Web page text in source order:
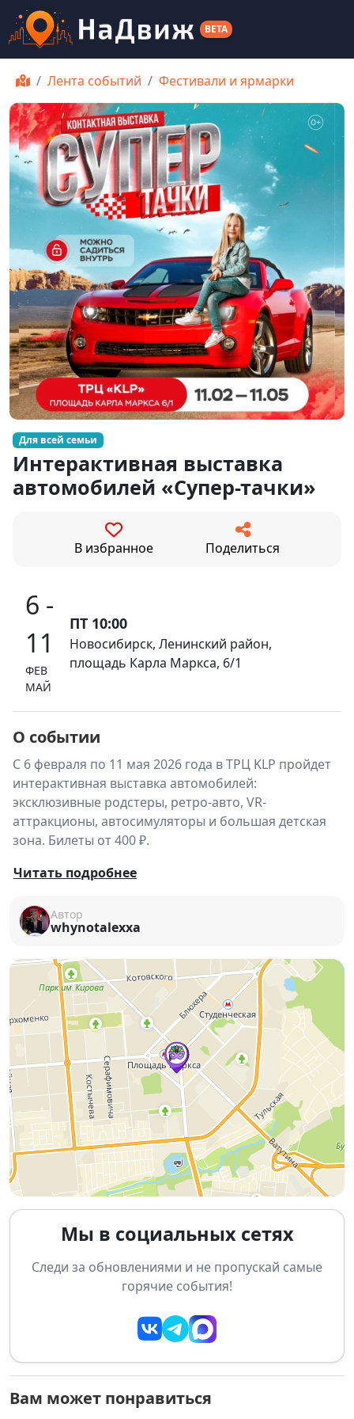
BETA
Лента событий Фестивали и ярмарки
Для всей семьи
Интерактивная выставка
автомобилей «Супер-тачки»
В избранное Поделиться
6 -
11
ФЕВ
МАЙ
ПТ 10:00
Новосибирск, Ленинский район,
площадь Карла Маркса, 6/1
О событии
С 6 февраля по 11 мая 2026 года в ТРЦ KLP пройдет
интерактивная выставка автомобилей:
эксклюзивные родстеры, ретро-авто, VR-
аттракционы, автосимуляторы и большая детская
зона. Билеты от 400 ₽.
С 6 февраля по 11 мая 2026 года в Новосибирске
автомобилей — настоящий праздник для всей
семьи!
📍Место проведения:ТРЦ «KLP»
1 этаж, площадь Карла Маркса, 6/1
⏰ Время работы: ежедневно с 10:00 до 21:00
Что ждет гостей выставки?
🚗
Эксклюзивные автомобили:
Родстеры и кабриолеты
Советские ретро-автомобили
Лимузины
Собака-мобиль и другие необычные авто
🎮
Большая детская игровая зона
Детские квадроциклы и машинки
Американские трейнсеты
Мастер-классы
🕶VR-аттракционы и автосимуляторы
Читать подробнее
Автор
whynotalexxa
Мы в социальных сетях
Следи за обновлениями и не пропускай самые
горячие события!
Вам может понравиться